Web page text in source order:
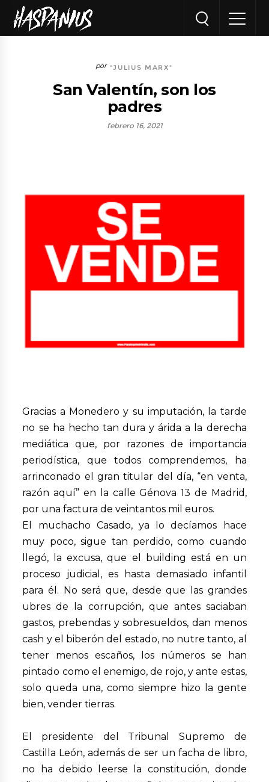
"JULIUS MARX"
San Valentín, son los
padres
febrero 16, 2021
Gracias a Monedero y su imputación, la tarde
no se ha hecho tan dura y árida a la derecha
mediática que, por razones de importancia
periodística, que todos comprendemos, ha
arrinconado el gran titular del día, “en venta,
razón aquí” en la calle Génova 13 de Madrid,
por una factura de veintantos mil euros.
El muchacho Casado, ya lo decíamos hace
muy poco, sigue tan perdido, como cuando
llegó, la excusa, que el building está en un
proceso judicial, es hasta demasiado infantil
para él. No será que, desde que las grandes
ubres de la corrupción, que antes saciaban
gastos, prebendas y sobresueldos, dan menos
cash y el biberón del estado, no nutre tanto, al
tener menos escaños, los números se han
pintado como el enemigo, de rojo, y ante estas,
solo queda una, como siempre hizo la gente
bien, vender tierras.
El presidente del Tribunal Supremo de
Castilla León, además de ser un facha de libro,
no ha debido leerse la constitución, donde